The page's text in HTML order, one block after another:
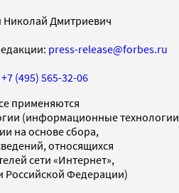
Николай Дмитриевич
press-release@forbes.ru
+7 (495) 565-32-06
применяются
(информационные технологии
на основе сбора,
относящихся
сети «Интернет»,
Российской Федерации)